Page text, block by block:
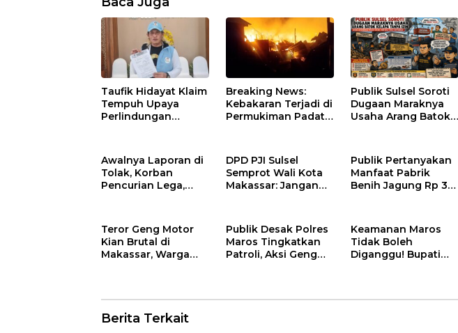
Taufik Hidayat Klaim
Tempuh Upaya
Perlindungan
Kantor Wakil
Presiden
Breaking News:
Kebakaran Terjadi di
Permukiman Padat
Tallo
Publik Sulsel Soroti
Dugaan Maraknya
Usaha Arang Batok
Polda Sulsel dan Bea
Cukai Bertindak
Awalnya Laporan di
Tolak, Korban
Pencurian Lega,
Akhirnya Diterima
DPD PJI Sulsel
Semprot Wali Kota
Makassar: Jangan
Wartawan!
Publik Pertanyakan
Manfaat Pabrik
Benih Jagung Rp 34
Diresmikan
Gubernur Andi
Sudirman
Teror Geng Motor
Kian Brutal di
Makassar, Warga
Mengambil langkah
Tegas
Publik Desak Polres
Maros Tingkatkan
Patroli, Aksi Geng
Keamanan Maros
Tidak Boleh
Diganggu! Bupati
Motor
Berita Terkait